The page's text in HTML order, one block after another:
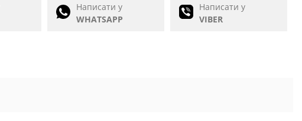
Написати у
WHATSAPP
Написати у
VIBER